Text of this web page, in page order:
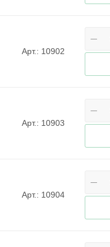
Арт.: 10902
Арт.: 10903
Арт.: 10904